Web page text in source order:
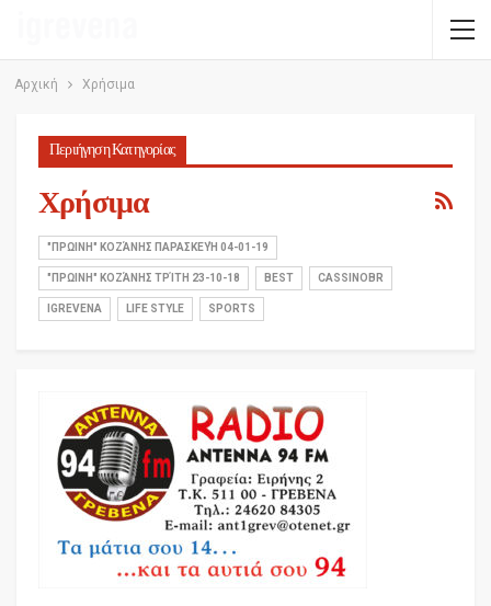
Αρχική Χρήσιμα
Περιήγηση Κατηγορίας
Χρήσιμα
"ΠΡΩΙΝΗ" ΚΟΖΆΝΗΣ ΠΑΡΑΣΚΕΥΉ 04-01-19
"ΠΡΩΙΝΗ" ΚΟΖΆΝΗΣ ΤΡΊΤΗ 23-10-18 BEST CASSINOBR
IGREVENA LIFE STYLE SPORTS